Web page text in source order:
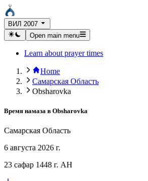
ВИЛ 2007
Open main menu
Learn about prayer times
Home
Самарская Область
Obsharovka
Время намаза в Obsharovka
Самарская Область
6 августа 2026 г.
23 сафар 1448 г. AH